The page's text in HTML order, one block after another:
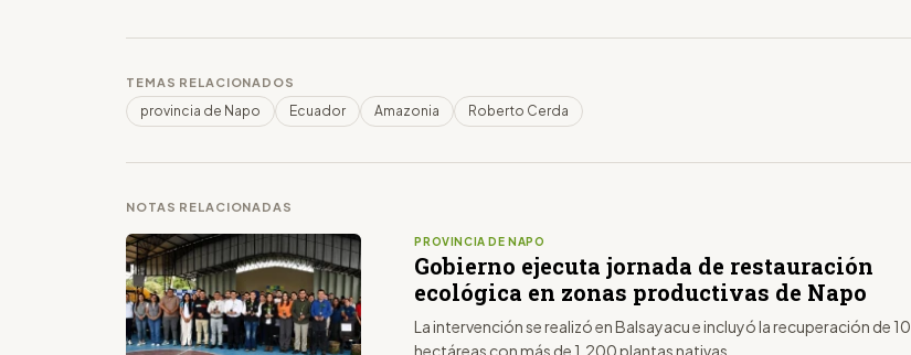
TEMAS RELACIONADOS
provincia de Napo Ecuador Amazonia Roberto Cerda
NOTAS RELACIONADAS
PROVINCIA DE NAPO
Gobierno ejecuta jornada de restauración
ecológica en zonas productivas de Napo
La intervención se realizó en Balsayacu e incluyó la recuperación de 10